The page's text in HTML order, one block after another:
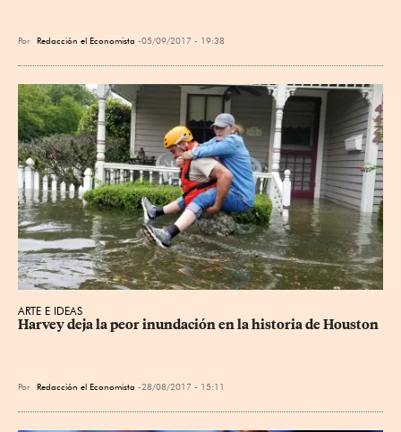
Por Redacción el Economista 05/09/2017 - 19:38
ARTE E IDEAS
Harvey deja la peor inundación en la historia de Houston
Por Redacción el Economista 28/08/2017 - 15:11